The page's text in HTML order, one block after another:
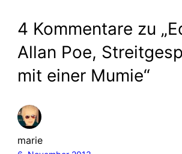
4 Kommentare zu
Allan Poe,
mit einer Mumie“
marie